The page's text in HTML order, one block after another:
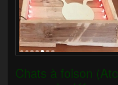
Chats à foison